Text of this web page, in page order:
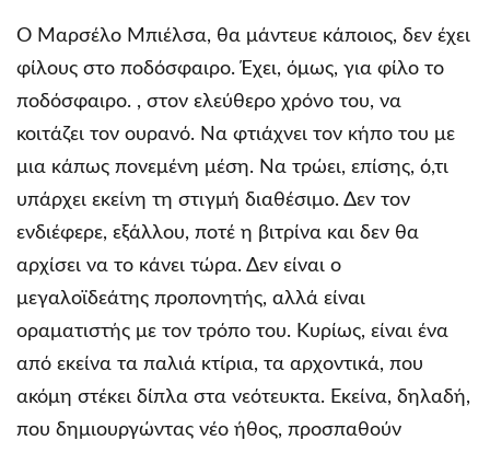
Ο Μαρσέλο Μπιέλσα, θα μάντευε κάποιος, δεν έχει
φίλους στο ποδόσφαιρο. Έχει, όμως, για φίλο το
ποδόσφαιρο. , στον ελεύθερο χρόνο του, να
κοιτάζει τον ουρανό. Να φτιάχνει τον κήπο του με
μια κάπως πονεμένη μέση. Να τρώει, επίσης, ό,τι
υπάρχει εκείνη τη στιγμή διαθέσιμο. Δεν τον
ενδιέφερε, εξάλλου, ποτέ η βιτρίνα και δεν θα
αρχίσει να το κάνει τώρα. Δεν είναι ο
μεγαλοϊδεάτης προπονητής, αλλά είναι
οραματιστής με τον τρόπο του. Κυρίως, είναι ένα
από εκείνα τα παλιά κτίρια, τα αρχοντικά, που
ακόμη στέκει δίπλα στα νεότευκτα. Εκείνα, δηλαδή,
που δημιουργώντας νέο ήθος, προσπαθούν